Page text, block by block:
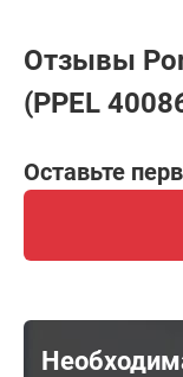
Отзывы
(PPEL
Оставьте